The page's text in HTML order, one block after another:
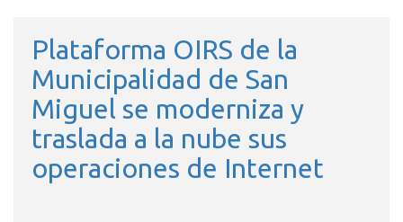
Plataforma OIRS de la
Municipalidad de San
Miguel se moderniza y
traslada a la nube sus
operaciones de Internet